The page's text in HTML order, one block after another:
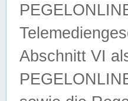
Abschnitt VI